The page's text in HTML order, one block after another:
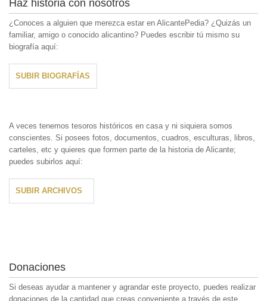
Haz historia con nosotros
¿Conoces a alguien que merezca estar en AlicantePedia? ¿Quizás un
familiar, amigo o conocido alicantino? Puedes escribir tú mismo su
biografía aquí:
SUBIR BIOGRAFÍAS
A veces tenemos tesoros históricos en casa y ni siquiera somos
conscientes. Si posees fotos, documentos, cuadros, esculturas, libros,
carteles, etc y quieres que formen parte de la historia de Alicante;
puedes subirlos aquí:
SUBIR ARCHIVOS
Donaciones
Si deseas ayudar a mantener y agrandar este proyecto, puedes realizar
donaciones de la cantidad que creas conveniente a través de este